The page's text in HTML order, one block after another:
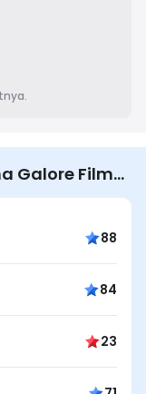
Galore Films
88
84
23